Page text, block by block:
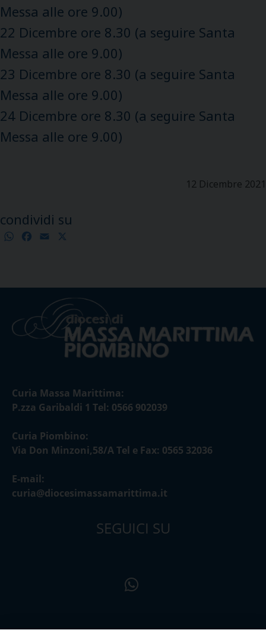
Messa alle ore 9.00)
22 Dicembre ore 8.30 (a seguire Santa
Messa alle ore 9.00)
23 Dicembre ore 8.30 (a seguire Santa
Messa alle ore 9.00)
24 Dicembre ore 8.30 (a seguire Santa
Messa alle ore 9.00)
12 Dicembre 2021
condividi su
WhatsApp
Facebook
Email
Curia Massa Marittima:
P.zza Garibaldi 1 Tel: 0566 902039
Curia Piombino:
Via Don Minzoni,58/A Tel e Fax: 0565 32036
E-mail:
curia@diocesimassamarittima.it
SEGUICI SU